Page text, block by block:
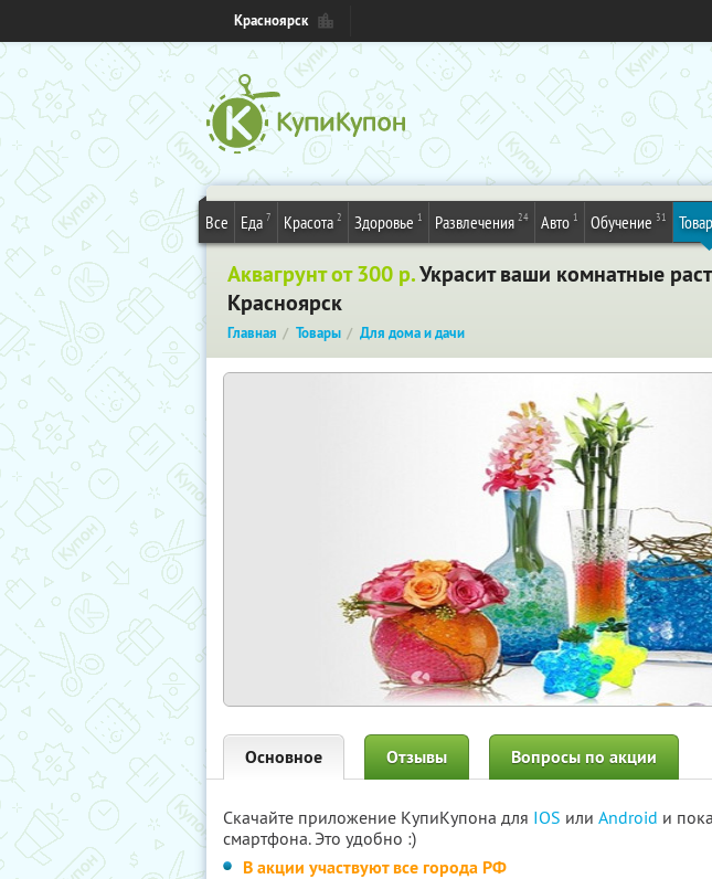
Красноярск
Все Еда 7 Красота 2 Здоровье 1 Развлечения 24 Авто 1 Обучение 31
Аквагрунт от 300 р.Украсит ваши комнатные
Красноярск
Главная Товары Для дома и дачи
Основное Отзывы Вопросы по акции
Скачайте приложение КупиКупона для IOS или Android и
смартфона. Это удобно :)
В акции участвуют все города РФ